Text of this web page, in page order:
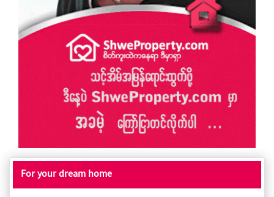
For your dream home